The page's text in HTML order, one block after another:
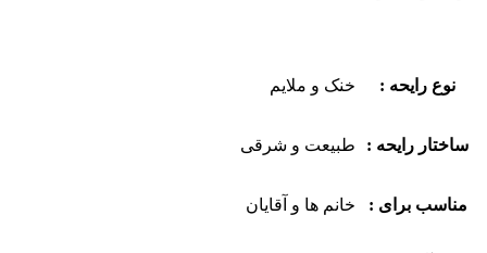
نوع رایحه : خنک و ملایم
ساختار رایحه : طبیعت و شرقی
مناسب برای : خانم ها و آقایان